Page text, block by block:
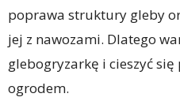
poprawa struktury gleby
jej z nawozami. Dlatego
glebogryzarkę i cieszyć
ogrodem.